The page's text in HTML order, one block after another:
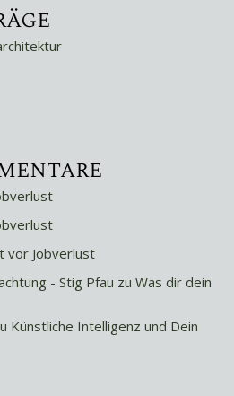
vor Jobverlust
- Stig Pfau zu Was dir dein
Künstliche Intelligenz und Dein